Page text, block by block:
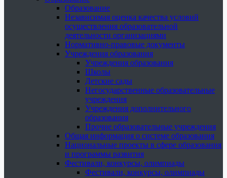
Образование
Независимая оценка качества условий
осуществления образовательной
деятельности организациями
Нормативно-правовые документы
Учреждения образования
Учреждения образования
Школы
Детские сады
Негосударственные образовательные
учреждения
Учреждения дополнительного
образования
Прочие образовательные учреждения
Общая информация о системе образования
Национальные проекты в сфере образования
и программы развития
Фестивали, конкурсы, олимпиады
Фестивали, конкурсы, олимпиады